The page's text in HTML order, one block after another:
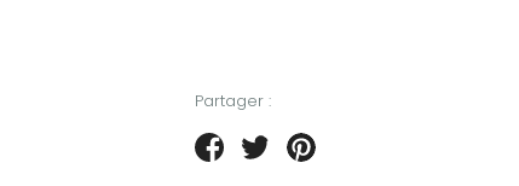
Partager :
PartagerTweeterÉpingler